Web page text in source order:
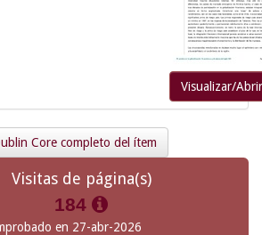
Visualizar/Abrir
Core completo del ítem
Visitas de página(s)
184
en 27-abr-2026